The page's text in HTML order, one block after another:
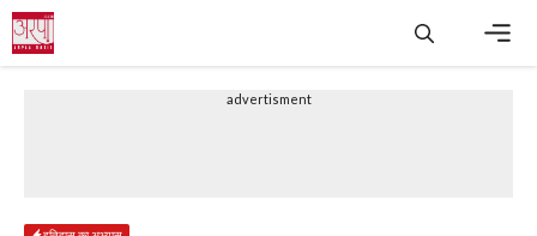
Skip
to
content
advertisment